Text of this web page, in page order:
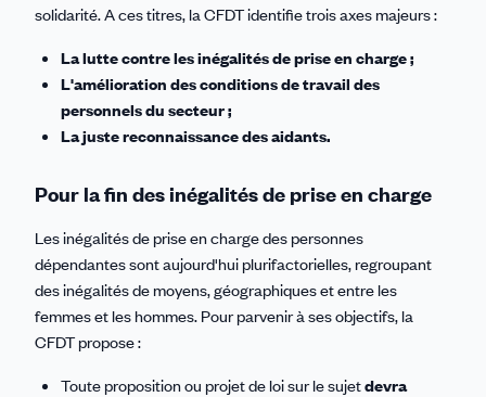
solidarité. A ces titres, la CFDT identifie trois axes majeurs :
La lutte contre les inégalités de prise en charge ;
L'amélioration des conditions de travail des
personnels du secteur ;
La juste reconnaissance des aidants.
Pour la fin des inégalités de prise en charge
Les inégalités de prise en charge des personnes
dépendantes sont aujourd'hui plurifactorielles, regroupant
des inégalités de moyens, géographiques et entre les
femmes et les hommes. Pour parvenir à ses objectifs, la
CFDT propose :
Toute proposition ou projet de loi sur le sujetdevra